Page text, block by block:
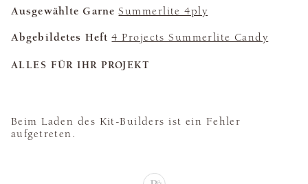
Ausgewählte Garne Summerlite 4ply
Abgebildetes Heft 4 Projects Summerlite Candy
ALLES FÜR IHR PROJEKT
Beim Laden des Kit-Builders ist ein Fehler
aufgetreten.